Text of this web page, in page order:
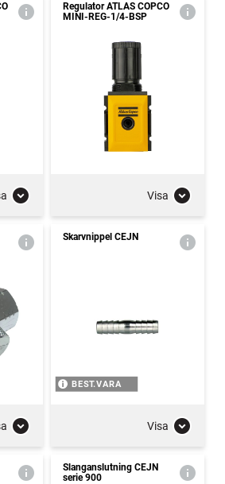
Regulator ATLAS COPCO
MINI-REG-1/4-BSP
Visa
Skarvnippel CEJN
BEST.VARA
Visa
Slanganslutning CEJN
serie 900